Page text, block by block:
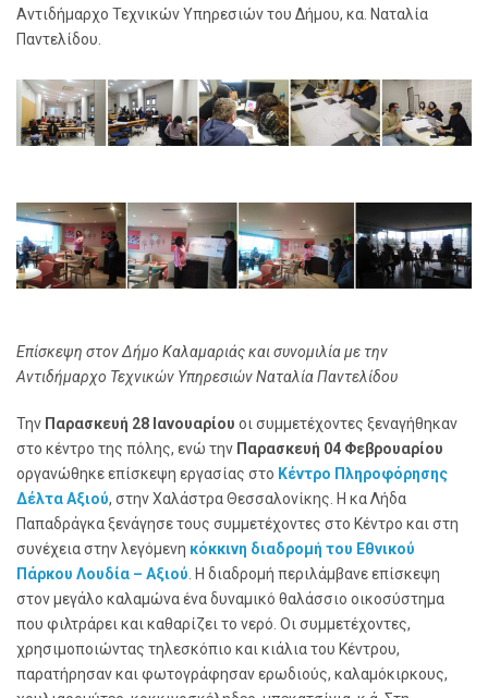
Αντιδήμαρχο Τεχνικών Υπηρεσιών του Δήμου, κα. Ναταλία
Παντελίδου.
Επίσκεψη στον Δήμο Καλαμαριάς και συνομιλία με την
Αντιδήμαρχο Τεχνικών Υπηρεσιών Ναταλία Παντελίδου
Την Παρασκευή 28 Ιανουαρίου οι συμμετέχοντες ξεναγήθηκαν
στο κέντρο της πόλης, ενώ την Παρασκευή 04 Φεβρουαρίου
οργανώθηκε επίσκεψη εργασίας στο Κέντρο Πληροφόρησης
Δέλτα Αξιού, στην Χαλάστρα Θεσσαλονίκης. Η κα Λήδα
Παπαδράγκα ξενάγησε τους συμμετέχοντες στο Κέντρο και στη
συνέχεια στην λεγόμενη κόκκινη διαδρομή του Εθνικού
Πάρκου Λουδία – Αξιού . Η διαδρομή περιλάμβανε επίσκεψη
στον μεγάλο καλαμώνα ένα δυναμικό θαλάσσιο οικοσύστημα
που φιλτράρει και καθαρίζει το νερό. Οι συμμετέχοντες,
χρησιμοποιώντας τηλεσκόπιο και κιάλια του Κέντρου,
παρατήρησαν και φωτογράφησαν ερωδιούς, καλαμόκιρκους,